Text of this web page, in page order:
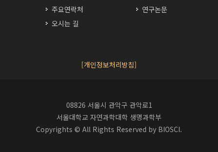
주요연락처
오시는 길
연구논문
[개인정보처리방침]
08826 서울시 관악구 관악로1
서울대학교 자연과학대학 생명과학부
Copyrights © All Rights Reserved by BIOSCI.